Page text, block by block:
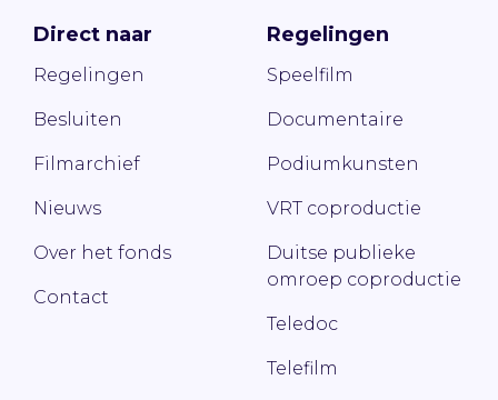
Direct naar
Regelingen
Besluiten
Filmarchief
Nieuws
Over het fonds
Contact
Regelingen
Speelfilm
Documentaire
Podiumkunsten
VRT coproductie
Duitse publieke
omroep coproductie
Teledoc
Telefilm